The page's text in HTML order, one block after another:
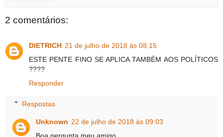
2 comentários:
DIETRICH 21 de julho de 2018 às 08:15
ESTE PENTE FINO SE APLICA TAMBÉM AOS POLÍTICOS
????
Responder
Respostas
Unknown 22 de julho de 2018 às 09:03
Boa pergunta,meu amigo.